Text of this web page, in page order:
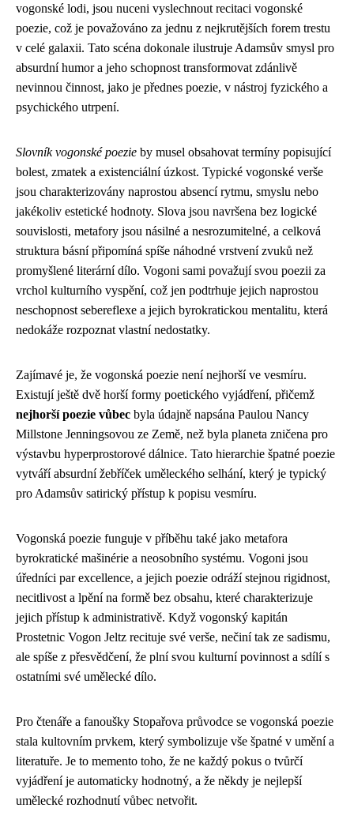
vogonské lodi, jsou nuceni vyslechnout recitaci vogonské
poezie, což je považováno za jednu z nejkrutějších forem trestu
v celé galaxii. Tato scéna dokonale ilustruje Adamsův smysl pro
absurdní humor a jeho schopnost transformovat zdánlivě
nevinnou činnost, jako je přednes poezie, v nástroj fyzického a
psychického utrpení.
Slovník vogonské poezie by musel obsahovat termíny popisující
bolest, zmatek a existenciální úzkost. Typické vogonské verše
jsou charakterizovány naprostou absencí rytmu, smyslu nebo
jakékoliv estetické hodnoty. Slova jsou navršena bez logické
souvislosti, metafory jsou násilné a nesrozumitelné, a celková
struktura básní připomíná spíše náhodné vrstvení zvuků než
promyšlené literární dílo. Vogoni sami považují svou poezii za
vrchol kulturního vyspění, což jen podtrhuje jejich naprostou
neschopnost sebereflexe a jejich byrokratickou mentalitu, která
nedokáže rozpoznat vlastní nedostatky.
Zajímavé je, že vogonská poezie není nejhorší ve vesmíru.
Existují ještě dvě horší formy poetického vyjádření, přičemž
nejhorší poezie vůbec byla údajně napsána Paulou Nancy
Millstone Jenningsovou ze Země, než byla planeta zničena pro
výstavbu hyperprostorové dálnice. Tato hierarchie špatné poezie
vytváří absurdní žebříček uměleckého selhání, který je typický
pro Adamsův satirický přístup k popisu vesmíru.
Vogonská poezie funguje v příběhu také jako metafora
byrokratické mašinérie a neosobního systému. Vogoni jsou
úředníci par excellence, a jejich poezie odráží stejnou rigidnost,
necitlivost a lpění na formě bez obsahu, které charakterizuje
jejich přístup k administrativě. Když vogonský kapitán
Prostetnic Vogon Jeltz recituje své verše, nečiní tak ze sadismu,
ale spíše z přesvědčení, že plní svou kulturní povinnost a sdílí s
ostatními své umělecké dílo.
Pro čtenáře a fanoušky Stopařova průvodce se vogonská poezie
stala kultovním prvkem, který symbolizuje vše špatné v umění a
literatuře. Je to memento toho, že ne každý pokus o tvůrčí
vyjádření je automaticky hodnotný, a že někdy je nejlepší
umělecké rozhodnutí vůbec netvořit.